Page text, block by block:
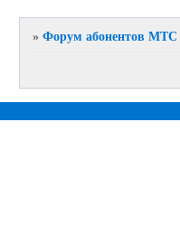
»Форум абонентов МТС